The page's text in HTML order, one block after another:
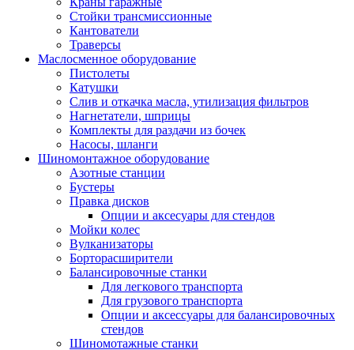
Стойки трансмиссионные
Кантователи
Траверсы
Маслосменное оборудование
Пистолеты
Катушки
Слив и откачка масла, утилизация фильтров
Нагнетатели, шприцы
Комплекты для раздачи из бочек
Насосы, шланги
Шиномонтажное оборудование
Азотные станции
Бустеры
Правка дисков
Опции и аксесуары для стендов
Мойки колес
Вулканизаторы
Борторасширители
Балансировочные станки
Для легкового транспорта
Для грузового транспорта
Опции и аксессуары для балансировочных
стендов
Шиномотажные станки